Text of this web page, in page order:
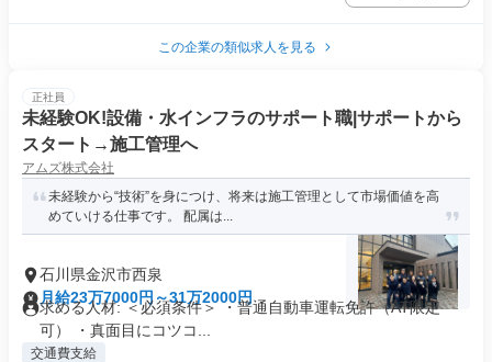
この企業の類似求人を見る
正社員
未経験OK!設備・水インフラのサポート職|サポートから
スタート→施工管理へ
アムズ株式会社
未経験から“技術”を身につけ、将来は施工管理として市場価値を高
めていける仕事です。 配属は...
石川県金沢市西泉
月給23万7000円～31万2000円
求める人材: ＜必須条件＞ ・普通自動車運転免許（AT限定
可） ・真面目にコツコ...
交通費支給